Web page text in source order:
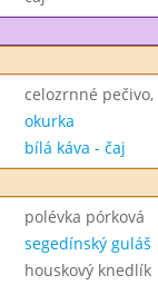
celozrnné
okurka
bílá káva - čaj
polévka pórková
segedínský guláš
houskový knedlík